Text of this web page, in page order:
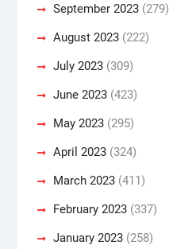
September 2023(279)
August 2023(222)
July 2023(309)
June 2023(423)
May 2023(295)
April 2023(324)
March 2023(411)
February 2023(337)
January 2023(258)